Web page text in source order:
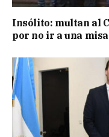
Insólito: multan al
por no ir a una misa